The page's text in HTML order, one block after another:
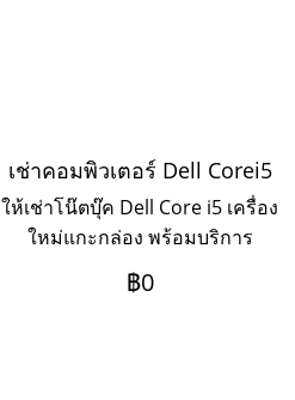
เช่าคอมพิวเตอร์ Dell Corei5
ให้เช่าโน๊ตบุ๊ค Dell Core i5 เครื่อง
ใหม่แกะกล่อง พร้อมบริการ
Onsite Service ระยะเช่า 3ปี
ชำระเป็นรายเดือน หากต้องการ
฿0